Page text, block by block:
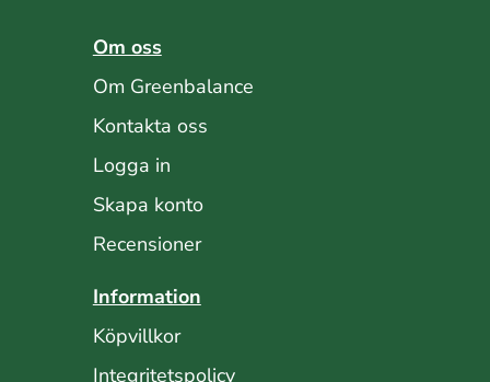
Om oss
Om Greenbalance
Kontakta oss
Logga in
Skapa konto
Recensioner
Information
Köpvillkor
Integritetspolicy